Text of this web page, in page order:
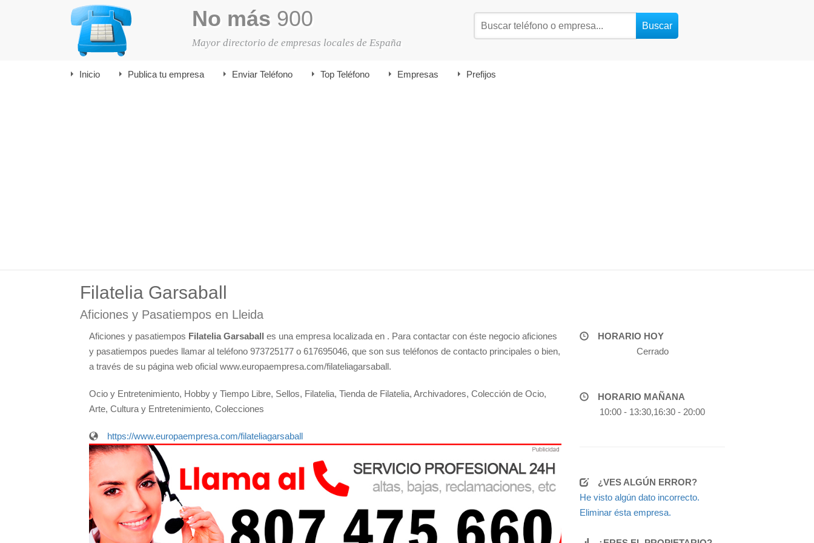
No más 900
Mayor directorio de empresas locales de España
Inicio Publica tu empresa Enviar Teléfono Top Teléfono Empresas Prefijos
Filatelia Garsaball
Aficiones y Pasatiempos en Lleida
Aficiones y pasatiempos Filatelia Garsaball es una empresa localizada en . Para contactar con éste negocio aficiones
y pasatiempos puedes llamar al teléfono 973725177 o 617695046, que son sus teléfonos de contacto principales o bien,
a través de su página web oficial www.europaempresa.com/filateliagarsaball.
Ocio y Entretenimiento, Hobby y Tiempo Libre, Sellos, Filatelia, Tienda de Filatelia, Archivadores, Colección de Ocio,
Arte, Cultura y Entretenimiento, Colecciones
https://www.europaempresa.com/filateliagarsaball
HORARIO HOY
Cerrado
HORARIO MAÑANA
10:00 - 13:30,16:30 - 20:00
¿VES ALGÚN ERROR?
He visto algún dato incorrecto.
Eliminar ésta empresa.